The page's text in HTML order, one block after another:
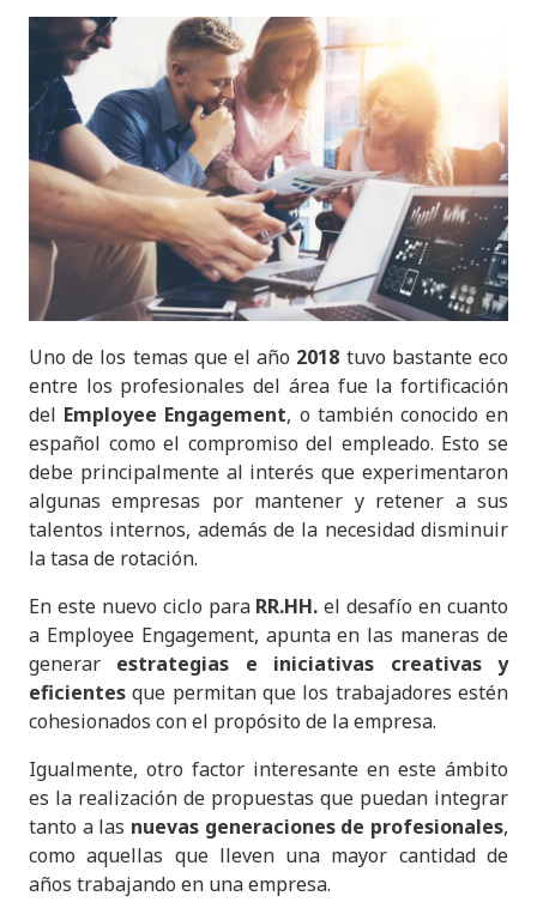
Uno de los temas que el año 2018 tuvo bastante eco
entre los profesionales del área fue la fortificación
del Employee Engagement, o también conocido en
español como el compromiso del empleado. Esto se
debe principalmente al interés que experimentaron
algunas empresas por mantener y retener a sus
talentos internos, además de la necesidad disminuir
la tasa de rotación.
En este nuevo ciclo para RR.HH. el desafío en cuanto
a Employee Engagement, apunta en las maneras de
generar estrategias e iniciativas creativas
y
eficientes que permitan que los trabajadores estén
cohesionados con el propósito de la empresa.
Igualmente, otro factor interesante en este ámbito
es la realización de propuestas que puedan integrar
tanto a las nuevas generaciones de profesionales,
como aquellas que lleven una mayor cantidad de
años trabajando en una empresa.